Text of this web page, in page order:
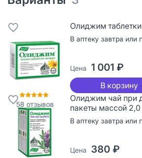
58 отзывов
Олиджим
В аптеку завтра или
Цена 1 001 ₽
В корзину
Олиджим чай при
пакеты массой
В аптеку завтра или
Цена 380 ₽